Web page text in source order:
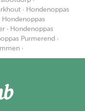
· Hondenoppas
Hondenoppas
· Hondenoppas
Purmerend ·
·